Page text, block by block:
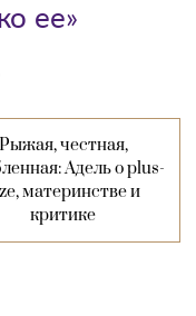
ее»
Рыжая, честная,
Адель о plus-
материнстве и
критике